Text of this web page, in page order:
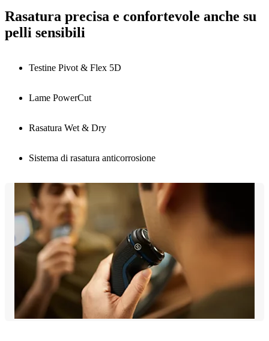
Rasatura precisa e confortevole anche su
pelli sensibili
Testine Pivot & Flex 5D
Lame PowerCut
Rasatura Wet & Dry
Sistema di rasatura anticorrosione